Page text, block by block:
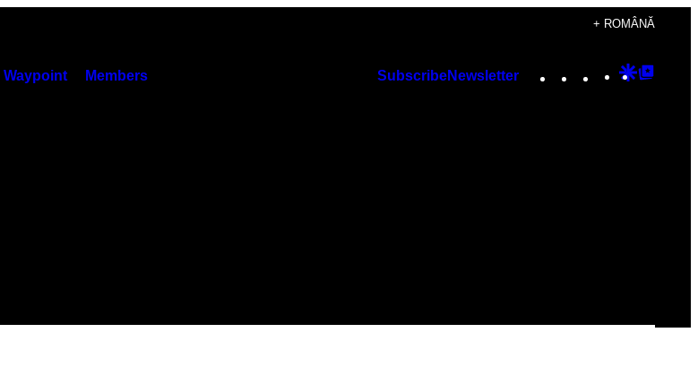
+ ROMÂNĂ
Waypoint Members SubscribeNewsletter Instagram
TikTok
YouTube
Google